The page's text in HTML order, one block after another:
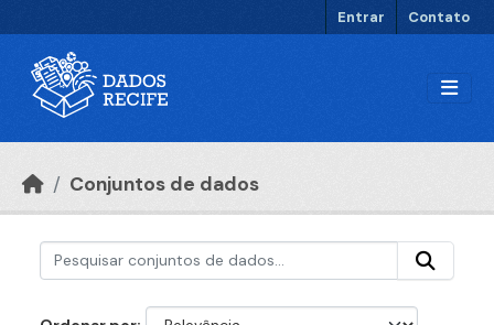
Entrar Contato
Conjuntos de dados